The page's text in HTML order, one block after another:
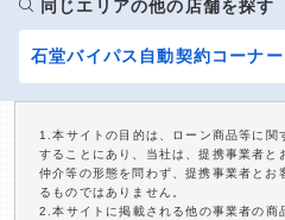
同じエリアの他の店舗を探す
石堂バイパス自動契約コーナー
1.本サイトの目的は、ローン商品等に関
することにあり、当社は、提携事業者と
仲介等の形態を問わず、提携事業者とお
るものではありません。
2.本サイトに掲載される他の事業者の商